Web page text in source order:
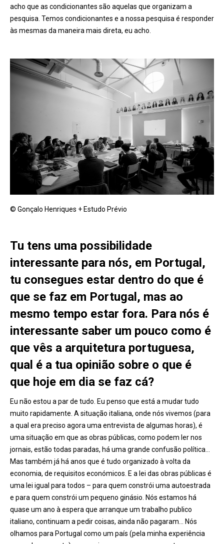
acho que as condicionantes são aquelas que organizam a
pesquisa. Temos condicionantes e a nossa pesquisa é responder
às mesmas da maneira mais direta, eu acho.
© Gonçalo Henriques + Estudo Prévio
Tu tens uma possibilidade
interessante para nós, em Portugal,
tu consegues estar dentro do que é
que se faz em Portugal, mas ao
mesmo tempo estar fora. Para nós é
interessante saber um pouco como é
que vês a arquitetura portuguesa,
qual é a tua opinião sobre o que é
que hoje em dia se faz cá?
Eu não estou a par de tudo. Eu penso que está a mudar tudo
muito rapidamente. A situação italiana, onde nós vivemos (para
a qual era preciso agora uma entrevista de algumas horas), é
uma situação em que as obras públicas, como podem ler nos
jornais, estão todas paradas, há uma grande confusão política…
Mas também já há anos que é tudo organizado à volta da
economia, de requisitos económicos. E a lei das obras públicas é
uma lei igual para todos – para quem constrói uma autoestrada
e para quem constrói um pequeno ginásio. Nós estamos há
quase um ano à espera que arranque um trabalho publico
italiano, continuam a pedir coisas, ainda não pagaram… Nós
olhamos para Portugal como um país (pela minha experiência